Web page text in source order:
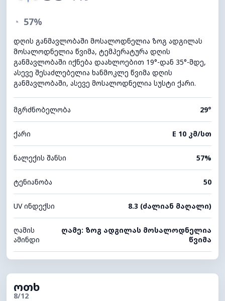
◔ 57%
დღის განმავლობაში მოსალოდნელია ზოგ ადგილას
მოსალოდნელია წვიმა, ტემპერატურა დღის
განმავლობაში იქნება დაახლოებით 19°-დან 35°-მდე,
ასევე შესაძლებელია ხანმოკლე წვიმა დღის
განმავლობაში, ასევე მოსალოდნელია სუსტი ქარი.
მგრძნობელობა 29°
ქარი E 10 კმ/სთ
ნალექის შანსი 57%
ტენიანობა 50
UV ინდექსი 8.3 (ძალიან მაღალი)
ღამის
ამინდი
ღამე: ზოგ ადგილას მოსალოდნელია
წვიმა
ოთხ
8/12